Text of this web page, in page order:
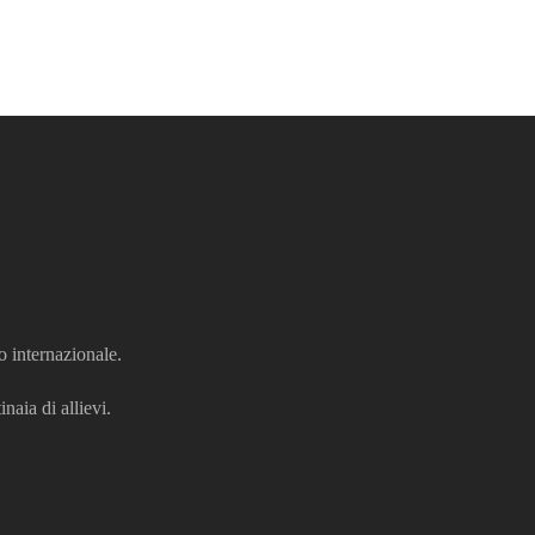
internazionale.
di allievi.